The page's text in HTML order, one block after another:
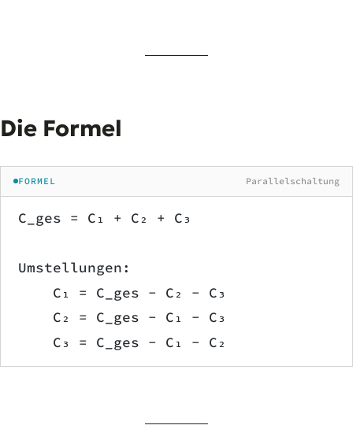
Die Formel
FORMEL Parallelschaltung
C_ges = C₁ + C₂ + C₃
Umstellungen:
    C₁ = C_ges − C₂ − C₃
    C₂ = C_ges − C₁ − C₃
    C₃ = C_ges − C₁ − C₂